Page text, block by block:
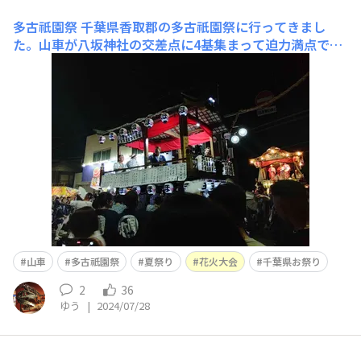
多古祇園祭千葉県香取郡の多古祇園祭に行ってきまし
た。山車が八坂神社の交差点に4基集まって迫力満点でし
山車 多古祇園祭 夏祭り 花火大会 千葉県お祭り
2 36
ゆう | 2024/07/28